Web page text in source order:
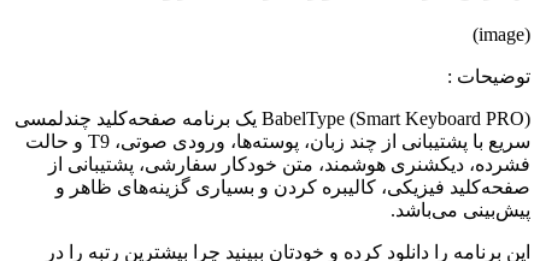
(image)
توضیحات :
BabelType (Smart Keyboard PRO) یک برنامه صفحه‌کلید چندلمسی
سریع با پشتیبانی از چند زبان، پوسته‌ها، ورودی صوتی، T9 و حالت
فشرده، دیکشنری هوشمند، متن خودکار سفارشی، پشتیبانی از
صفحه‌کلید فیزیکی، کالیبره کردن و بسیاری گزینه‌های ظاهر و
پیش‌بینی می‌باشد.
این برنامه را دانلود کرده و خودتان ببینید چرا بیشترین رتبه را در